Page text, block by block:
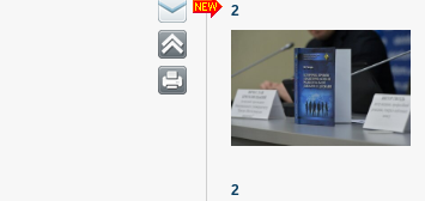
2
2